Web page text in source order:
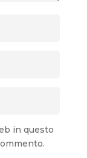
in questo